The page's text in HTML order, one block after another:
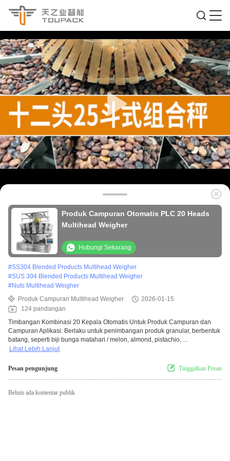
Produk Campuran Otomatis PLC 20 Heads
Multihead Weigher
Hubungi Sekarang
#SS304 Blended Products Multihead Weigher
#SUS 304 Blended Products Multihead Weigher
#Nuts Multihead Weigher
Produk Campuran Multihead Weigher
2026-01-15
124 pandangan
Timbangan Kombinasi 20 Kepala Otomatis Untuk Produk Campuran dan
Campuran Aplikasi: Berlaku untuk penimbangan produk granular, berbentuk
batang, seperti biji bunga matahari / melon, almond, pistachio, ...
Lihat Lebih Lanjut
Pesan pengunjung Tinggalkan Pesan
Belum ada komentar publik